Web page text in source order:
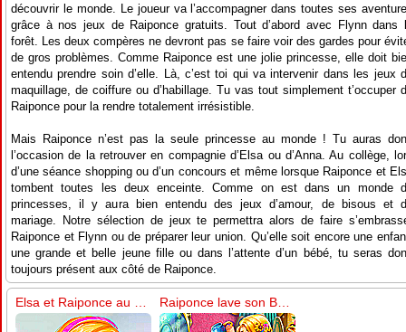
découvrir le monde. Le joueur va l’accompagner dans toutes ses
grâce à nos jeux de Raiponce gratuits. Tout d’abord avec Flynn dans
forêt. Les deux compères ne devront pas se faire voir des gardes pour
de gros problèmes. Comme Raiponce est une jolie princesse, elle doit
entendu prendre soin d’elle. Là, c’est toi qui va intervenir dans les jeux
maquillage, de coiffure ou d’habillage. Tu vas tout simplement t’occuper
Raiponce pour la rendre totalement irrésistible.
Mais Raiponce n’est pas la seule princesse au monde ! Tu auras
l’occasion de la retrouver en compagnie d’Elsa ou d’Anna. Au collège,
d’une séance shopping ou d’un concours et même lorsque Raiponce et
tombent toutes les deux enceinte. Comme on est dans un monde
princesses, il y aura bien entendu des jeux d’amour, de bisous et
mariage. Notre sélection de jeux te permettra alors de faire
Raiponce et Flynn ou de préparer leur union. Qu’elle soit encore une
une grande et belle jeune fille ou dans l’attente d’un bébé, tu seras
toujours présent aux côté de Raiponce.